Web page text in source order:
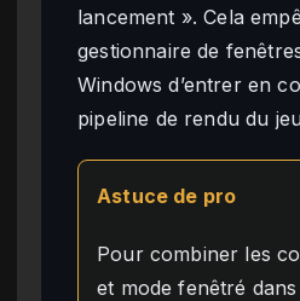
lancement ». Cela
gestionnaire de
Windows d’entrer en
pipeline de rendu du
Astuce de pro
Pour combiner les
et mode fenêtré